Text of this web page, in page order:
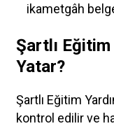
ikametgâh
Şartlı Eğitim
Yatar?
Şartlı Eğitim
kontrol edilir ve